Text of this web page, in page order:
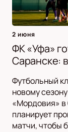
2 июня
ФК «Уфа»
Саранске:
Футбольный
новому
«Мордовия» в
планирует
матчи, чтобы